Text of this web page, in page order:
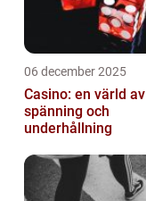
06 december 2025
Casino: en värld av
spänning och
underhållning